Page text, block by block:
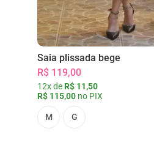
Saia plissada bege
R$ 119,00
12x de R$ 11,50
R$ 115,00 no PIX
M G